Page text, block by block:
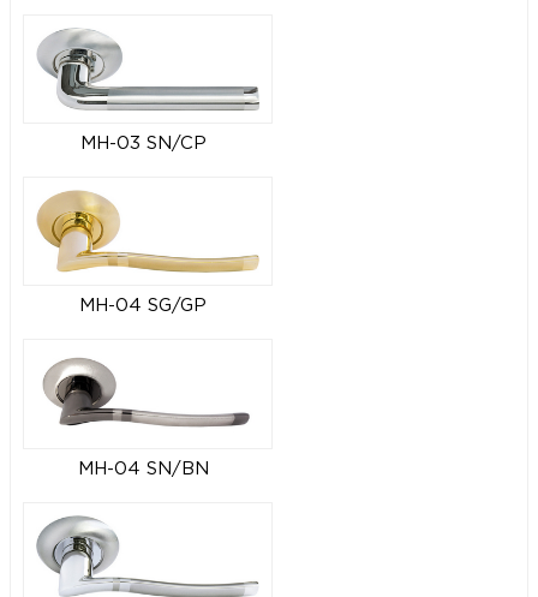
MH-03 SN/CP
MH-04 SG/GP
MH-04 SN/BN